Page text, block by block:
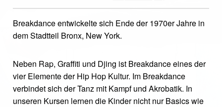
Breakdance entwickelte sich Ende der 1970er Jahre in
dem Stadtteil Bronx, New York.
Neben Rap, Graffiti und Djing ist Breakdance eines der
vier Elemente der Hip Hop Kultur. Im Breakdance
verbindet sich der Tanz mit Kampf und Akrobatik. In
unseren Kursen lernen die Kinder nicht nur Basics wie